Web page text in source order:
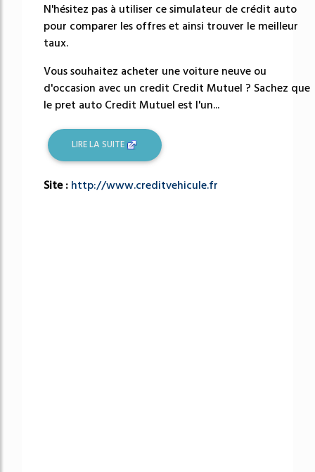
N'hésitez pas à utiliser ce simulateur de crédit auto
pour comparer les offres et ainsi trouver le meilleur
taux.
Vous souhaitez acheter une voiture neuve ou
d'occasion avec un credit Credit Mutuel ? Sachez que
le pret auto Credit Mutuel est l'un...
LIRE LA SUITE
Site : http://www.creditvehicule.fr